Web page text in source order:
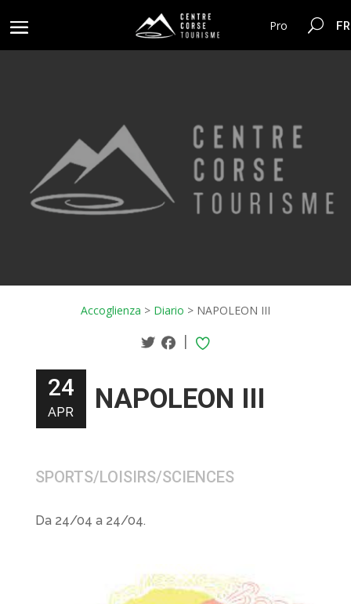
Pro
Accoglienza > Diario > NAPOLEON III
|
24
APR NAPOLEON III
SPORTS/LOISIRS/SCIENCES
Da 24/04 a 24/04.